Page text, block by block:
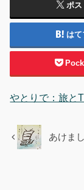
ポス
はて
やとりで：旅と
あけま